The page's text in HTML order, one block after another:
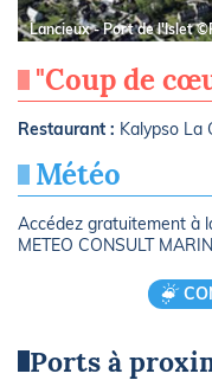
Lancieux - Port de l'Islet
"Coup de
Restaurant : Kalypso La
Météo
Accédez gratuitement à
METEO CONSULT
Ports à